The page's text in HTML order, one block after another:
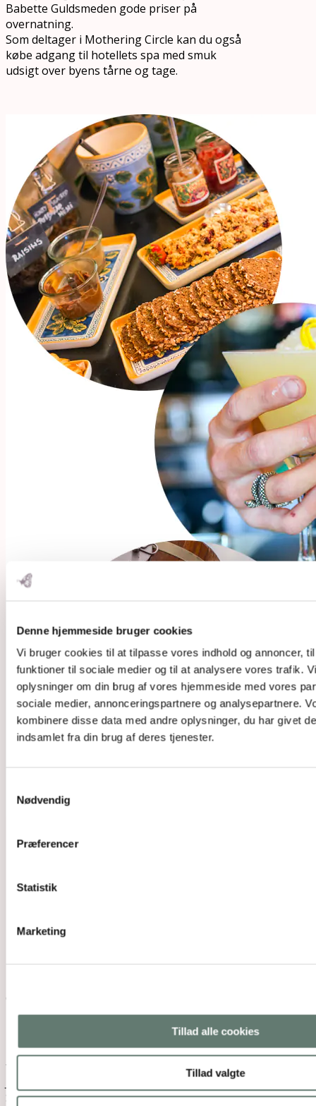
Denne hjemmeside bruger cookies
Vi bruger cookies til at tilpasse vores indhold og annoncer,
funktioner til sociale medier og til at analysere vores trafik.
oplysninger om din brug af vores hjemmeside med vores
sociale medier, annonceringspartnere og analysepartnere.
kombinere disse data med andre oplysninger, du har givet
indsamlet fra din brug af deres tjenester.
Nødvendig
Præferencer
Statistik
Marketing
Tillad alle cookies
Tillad valgte
Babette Guldsmeden gode priser på
overnatning.
Som deltager i Mothering Circle kan du også
købe adgang til hotellets spa med smuk
udsigt over byens tårne og tage.
måneder.
december 2017.
Der er et begrænset antal pladser på
forløbet.
Jeg lukker for tilmeldinger, når holdet er fyldt.
Sidste frist for tilmelding er d. 6. februar 2017.